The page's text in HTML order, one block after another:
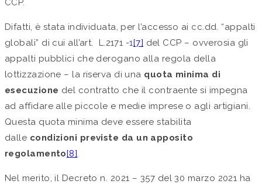
CCP.
Difatti, è stata individuata, per l’accesso ai cc.dd. “appalti
globali” di cui all’art. L.2171 -1[7] del CCP – ovverosia gli
appalti pubblici che derogano alla regola della
lottizzazione – la riserva di una quota minima di
esecuzione del contratto che il contraente si impegna
ad affidare alle piccole e medie imprese o agli artigiani.
Questa quota minima deve essere stabilita
dalle condizioni previste da un apposito
regolamento[8].
Nel merito, il Decreto n. 2021 – 357 del 30 marzo 2021 ha